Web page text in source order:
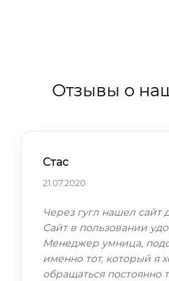
Отзывы о
Стас
21.07.2020
Через гугл нашел сайт
Сайт в пользовании
Менеджер умница,
именно тот, который я
обращаться постоянно